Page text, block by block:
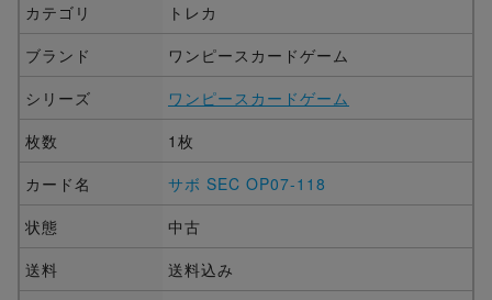
カテゴリ
トレカ
ブランド
ワンピースカードゲーム
シリーズ
ワンピースカードゲーム
枚数
1枚
カード名
サボ SEC OP07-118
状態
中古
送料
送料込み